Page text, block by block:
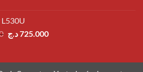
Le
était :
725.000د.ج
Le
est :